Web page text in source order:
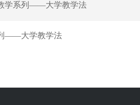
学系列——大学教学法
——大学教学法